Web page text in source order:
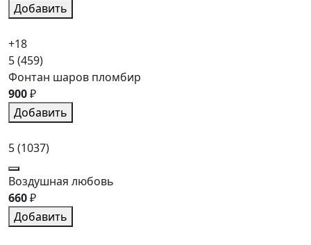
Добавить
+18
5(459)
Фонтан шаров пломбир
900₽
Добавить
5(1037)
Воздушная любовь
660₽
Добавить